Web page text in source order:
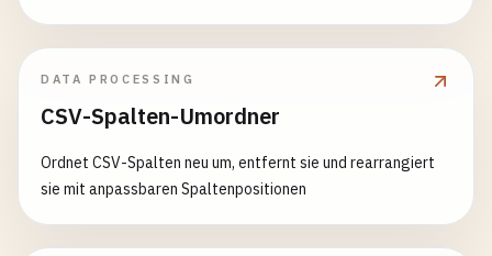
DATA PROCESSING
CSV-Spalten-Umordner
Ordnet CSV-Spalten neu um, entfernt sie und rearrangiert
sie mit anpassbaren Spaltenpositionen